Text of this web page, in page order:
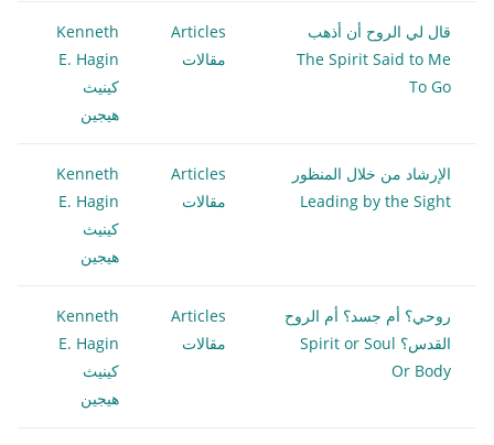
قال لي الروح أن أذهب
The Spirit Said to Me
To Go
Articles
مقالات
Kenneth
E. Hagin
كينيث
هيجين
الإرشاد من خلال المنظور
Leading by the Sight
Articles
مقالات
Kenneth
E. Hagin
كينيث
هيجين
روحي؟ أم جسد؟ أم الروح
القدس؟ Spirit or Soul
Or Body
Articles
مقالات
Kenneth
E. Hagin
كينيث
هيجين